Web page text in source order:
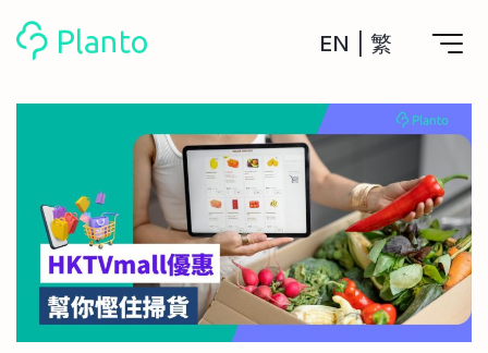
EN 繁
計劃買樓
計劃買樓第一步
全功能記賬
管理及分析所有戶口
管理MPF戶口
一次過管理所有強積金戶口
申請清卡數/私人貸款
CreFIT x Planto推廣優惠
私人貸款
年利率/APR/年息比較
投資戶口 (美股)
比較最抵美股投資戶口
投資戶口 (港股)
關於我們
Academy